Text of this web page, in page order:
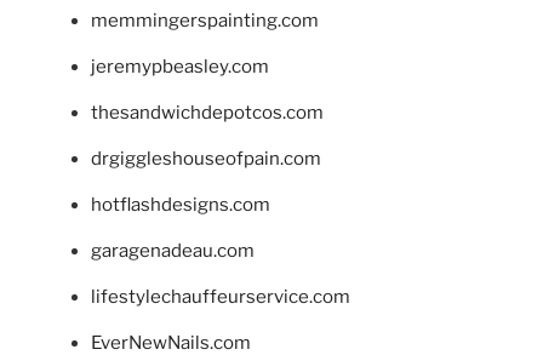
memmingerspainting.com
jeremypbeasley.com
thesandwichdepotcos.com
drgiggleshouseofpain.com
hotflashdesigns.com
garagenadeau.com
lifestylechauffeurservice.com
EverNewNails.com